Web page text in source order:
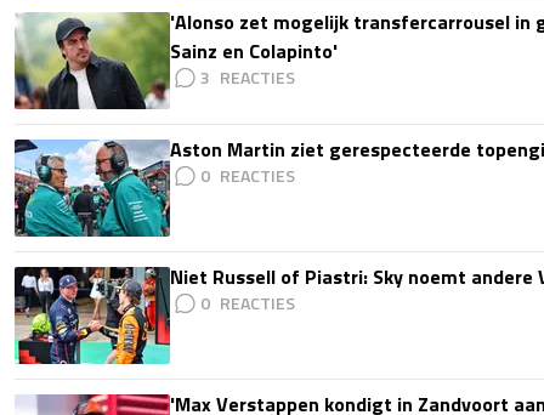
'Alonso zet mogelijk transfercarrousel in
Sainz en Colapinto'
3
Aston Martin ziet gerespecteerde
0
Niet Russell of Piastri: Sky noemt
0
'Max Verstappen kondigt in Zandvoort